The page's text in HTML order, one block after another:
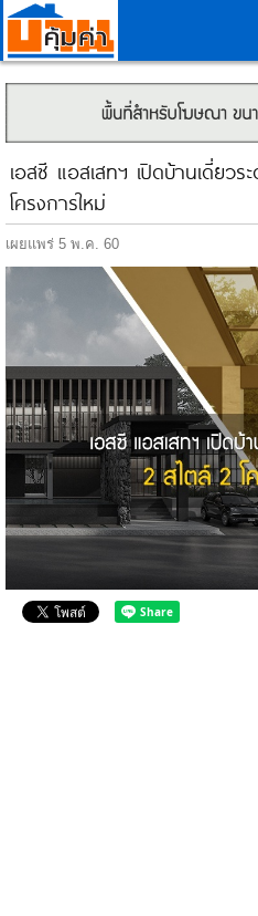
เอสซี แอสเสทฯ เปิดบ้านเดี่ยว
โครงการใหม่
เผยแพร่ 5 พ.ค. 60